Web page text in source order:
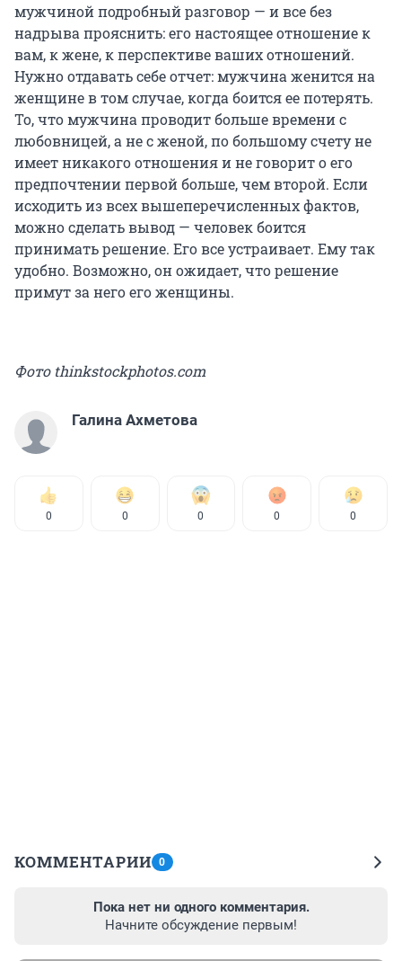
мужчиной подробный разговор — и все без
надрыва прояснить: его настоящее отношение к
вам, к жене, к перспективе ваших отношений.
Нужно отдавать себе отчет: мужчина женится на
женщине в том случае, когда боится ее потерять.
То, что мужчина проводит больше времени с
любовницей, а не с женой, по большому счету не
имеет никакого отношения и не говорит о его
предпочтении первой больше, чем второй. Если
исходить из всех вышеперечисленных фактов,
можно сделать вывод — человек боится
принимать решение. Его все устраивает. Ему так
удобно. Возможно, он ожидает, что решение
примут за него его женщины.
Фото thinkstockphotos.com
Галина Ахметова
0 0 0 0 0
КОММЕНТАРИИ 0
Пока нет ни одного комментария.
Начните обсуждение первым!